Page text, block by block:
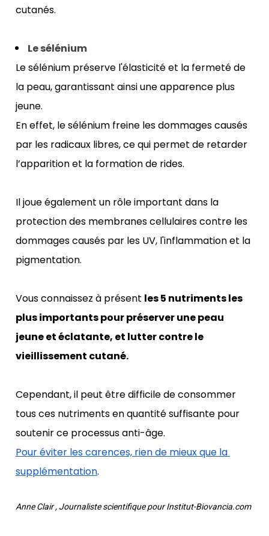
cutanés.
Le sélénium
Le sélénium préserve l'élasticité et la fermeté de
la peau, garantissant ainsi une apparence plus
jeune.
En effet, le sélénium freine les dommages causés
par les radicaux libres, ce qui permet de retarder
l’apparition et la formation de rides.
Il joue également un rôle important dans la
protection des membranes cellulaires contre les
dommages causés par les UV, l'inflammation et la
pigmentation.
Vous connaissez à présent les 5 nutriments les
plus importants pour préserver une peau
jeune et éclatante, et lutter contre le
vieillissement cutané.
Cependant, il peut être difficile de consommer
tous ces nutriments en quantité suffisante pour
soutenir ce processus anti-âge.
Pour éviter les carences, rien de mieux que la
supplémentation.
Anne Clair , Journaliste scientifique pour Institut-Biovancia.com